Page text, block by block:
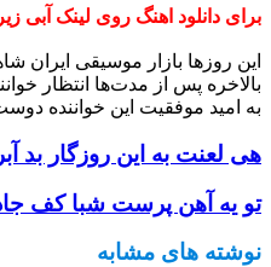
برای دانلود اهنگ روی لینک آبی
این روزها بازار موسیقی
بالاخره پس از مدت‌ها انتظار
به امید موفقیت این خواننده
هی لعنت به این روزگار بد
تو یه آهن پرست شبا کف
نوشته های مشابه